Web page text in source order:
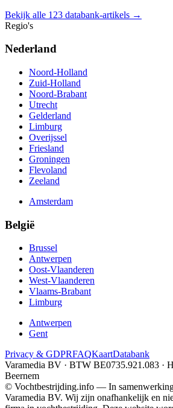
Bekijk alle 123 databank-artikels →
Regio's
Nederland
Noord-Holland
Zuid-Holland
Noord-Brabant
Utrecht
Gelderland
Limburg
Overijssel
Friesland
Groningen
Flevoland
Zeeland
Amsterdam
België
Brussel
Antwerpen
Oost-Vlaanderen
West-Vlaanderen
Vlaams-Brabant
Limburg
Antwerpen
Gent
Privacy & GDPRFAQKaartDatabank
Varamedia BV · BTW BE0735.921.083 ·
Beernem
© Vochtbestrijding.info — In
Varamedia BV. Wij zijn onafhankelijk en